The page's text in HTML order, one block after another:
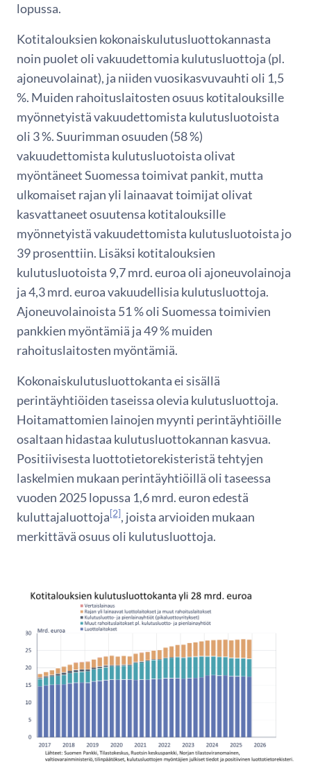
lopussa.
Kotitalouksien kokonaiskulutusluottokannasta
noin puolet oli vakuudettomia kulutusluottoja (pl.
ajoneuvolainat), ja niiden vuosikasvuvauhti oli 1,5
%. Muiden rahoituslaitosten osuus kotitalouksille
myönnetyistä vakuudettomista kulutusluotoista
oli 3 %. Suurimman osuuden (58 %)
vakuudettomista kulutusluotoista olivat
myöntäneet Suomessa toimivat pankit, mutta
ulkomaiset rajan yli lainaavat toimijat olivat
kasvattaneet osuutensa kotitalouksille
myönnetyistä vakuudettomista kulutusluotoista jo
39 prosenttiin. Lisäksi kotitalouksien
kulutusluotoista 9,7 mrd. euroa oli ajoneuvolainoja
ja 4,3 mrd. euroa vakuudellisia kulutusluottoja.
Ajoneuvolainoista 51 % oli Suomessa toimivien
pankkien myöntämiä ja 49 % muiden
rahoituslaitosten myöntämiä.
Kokonaiskulutusluottokanta ei sisällä
perintäyhtiöiden taseissa olevia kulutusluottoja.
Hoitamattomien lainojen myynti perintäyhtiöille
osaltaan hidastaa kulutusluottokannan kasvua.
Positiivisesta luottotietorekisteristä tehtyjen
laskelmien mukaan perintäyhtiöillä oli taseessa
vuoden 2025 lopussa 1,6 mrd. euron edestä
kuluttajaluottoja[2], joista arvioiden mukaan
merkittävä osuus oli kulutusluottoja.